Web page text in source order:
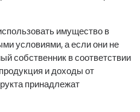
имущество в
условиями, а если они не
собственник в соответствии
и доходы от
принадлежат